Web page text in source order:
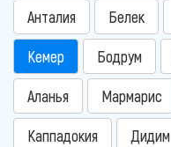
Анталия Белек
Кемер Бодрум
Аланья Мармарис
Каппадокия Дидим